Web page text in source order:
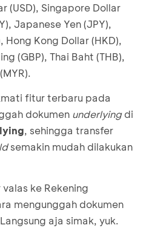
(USD), Singapore Dollar
Japanese Yen (JPY),
Hong Kong Dollar (HKD),
(GBP), Thai Baht (THB),
fitur terbaru pada
dokumen underlyingdi
, sehingga transfer
semakin mudah dilakukan
ke Rekening
mengunggah dokumen
aja simak, yuk.